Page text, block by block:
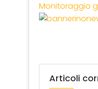
Monitoraggio
Articoli